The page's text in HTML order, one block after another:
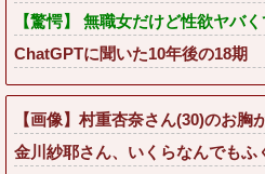
【驚愕】 無職女だけど性欲ヤバ
ChatGPTに聞いた10年後の18期
【画像】村重杏奈さん(30)のお胸
金川紗耶さん、いくらなんでもふ